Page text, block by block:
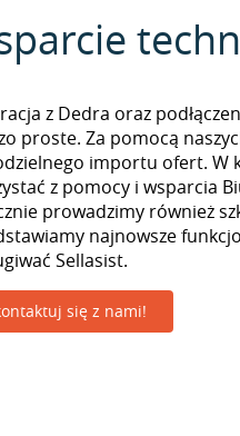
z Dedra oraz
proste. Za pomocą
importu ofert. W
z pomocy i wsparcia
prowadzimy również
najnowsze
Sellasist.
się z nami!